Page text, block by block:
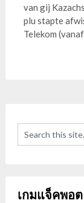
van gij
plu stapte
Telekom
เกมแจ็คพอ